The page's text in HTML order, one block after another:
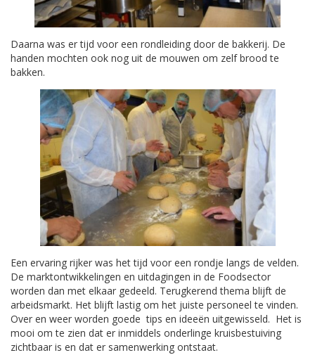
Daarna was er tijd voor een rondleiding door de bakkerij. De
handen mochten ook nog uit de mouwen om zelf brood te
bakken.
Een ervaring rijker was het tijd voor een rondje langs de velden.
De marktontwikkelingen en uitdagingen in de Foodsector
worden dan met elkaar gedeeld. Terugkerend thema blijft de
arbeidsmarkt. Het blijft lastig om het juiste personeel te vinden.
Over en weer worden goede tips en ideeën uitgewisseld. Het is
mooi om te zien dat er inmiddels onderlinge kruisbestuiving
zichtbaar is en dat er samenwerking ontstaat.